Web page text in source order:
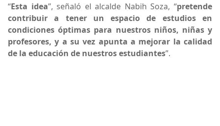
“Esta idea”, señaló el alcalde Nabih Soza, “pretende
contribuir a tener un espacio de estudios en
condiciones óptimas para nuestros niños, niñas y
profesores, y a su vez apunta a mejorar la calidad
de la educación de nuestros estudiantes”.